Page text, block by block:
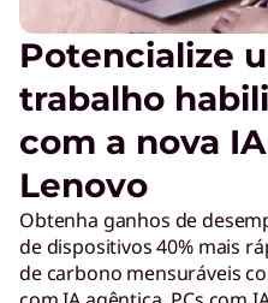
Potencialize
trabalho
com a nova
Lenovo
Obtenha ganhos de
de dispositivos 40% mais
de carbono mensuráveis